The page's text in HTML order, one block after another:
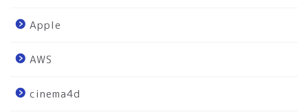
Apple
AWS
cinema4d